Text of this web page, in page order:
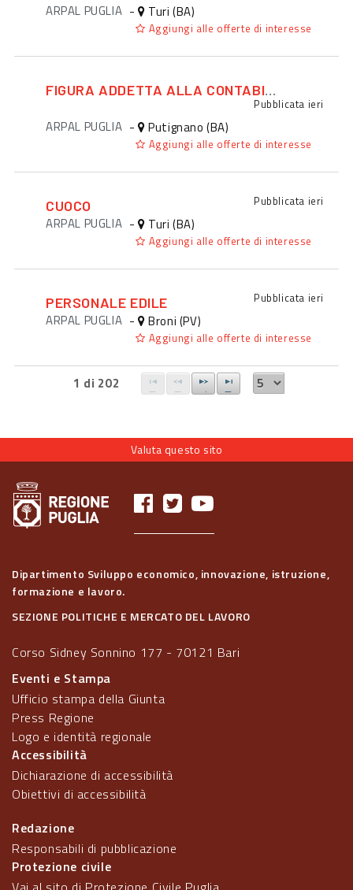
ARPAL PUGLIA - Turi (BA)
Aggiungi alle offerte di interesse
FIGURA ADDETTA ALLA CONTABILITA'
Pubblicata ieri
ARPAL PUGLIA - Putignano (BA)
Aggiungi alle offerte di interesse
CUOCO Pubblicata ieri
ARPAL PUGLIA - Turi (BA)
Aggiungi alle offerte di interesse
PERSONALE EDILE Pubblicata ieri
ARPAL PUGLIA - Broni (PV)
Aggiungi alle offerte di interesse
1 di 202
Valuta questo sito
Dipartimento Sviluppo economico, innovazione, istruzione,
formazione e lavoro.
SEZIONE POLITICHE E MERCATO DEL LAVORO
Corso Sidney Sonnino 177 - 70121 Bari
Eventi e Stampa
Ufficio stampa della Giunta
Press Regione
Logo e identità regionale
Accessibilità
Dichiarazione di accessibilità
Obiettivi di accessibilità
Redazione
Responsabili di pubblicazione
Protezione civile